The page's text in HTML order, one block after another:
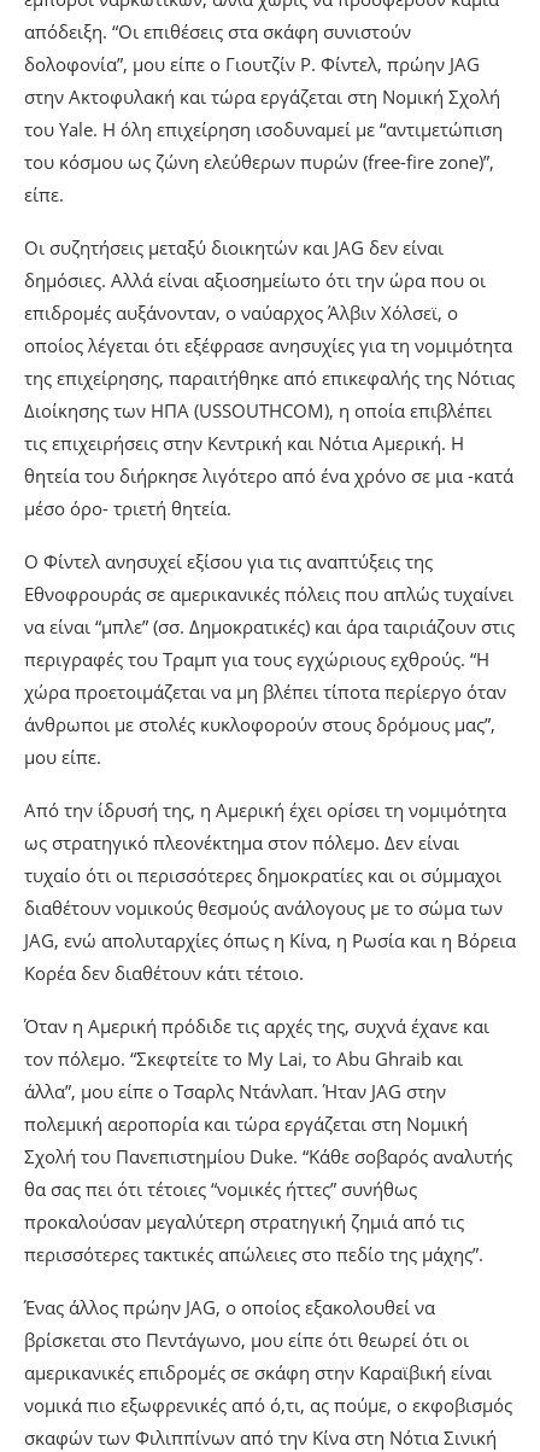
απόδειξη. “Οι επιθέσεις στα σκάφη συνιστούν
δολοφονία”, μου είπε ο Γιουτζίν Ρ. Φίντελ, πρώην JAG
στην Ακτοφυλακή και τώρα εργάζεται στη Νομική Σχολή
του Yale. Η όλη επιχείρηση ισοδυναμεί με “αντιμετώπιση
του κόσμου ως ζώνη ελεύθερων πυρών (free-fire zone)”,
είπε.
Οι συζητήσεις μεταξύ διοικητών και JAG δεν είναι
δημόσιες. Αλλά είναι αξιοσημείωτο ότι την ώρα που οι
επιδρομές αυξάνονταν, ο ναύαρχος Άλβιν Χόλσεϊ, ο
οποίος λέγεται ότι εξέφρασε ανησυχίες για τη νομιμότητα
της επιχείρησης, παραιτήθηκε από επικεφαλής της Νότιας
Διοίκησης των ΗΠΑ (USSOUTHCOM), η οποία επιβλέπει
τις επιχειρήσεις στην Κεντρική και Νότια Αμερική. Η
θητεία του διήρκησε λιγότερο από ένα χρόνο σε μια -κατά
μέσο όρο- τριετή θητεία.
Ο Φίντελ ανησυχεί εξίσου για τις αναπτύξεις της
Εθνοφρουράς σε αμερικανικές πόλεις που απλώς τυχαίνει
να είναι “μπλε” (σσ. Δημοκρατικές) και άρα ταιριάζουν στις
περιγραφές του Τραμπ για τους εγχώριους εχθρούς. “Η
χώρα προετοιμάζεται να μη βλέπει τίποτα περίεργο όταν
άνθρωποι με στολές κυκλοφορούν στους δρόμους μας”,
μου είπε.
Από την ίδρυσή της, η Αμερική έχει ορίσει τη νομιμότητα
ως στρατηγικό πλεονέκτημα στον πόλεμο. Δεν είναι
τυχαίο ότι οι περισσότερες δημοκρατίες και οι σύμμαχοι
διαθέτουν νομικούς θεσμούς ανάλογους με το σώμα των
JAG, ενώ απολυταρχίες όπως η Κίνα, η Ρωσία και η Βόρεια
Κορέα δεν διαθέτουν κάτι τέτοιο.
Όταν η Αμερική πρόδιδε τις αρχές της, συχνά έχανε και
τον πόλεμο. “Σκεφτείτε το My Lai, το Abu Ghraib και
άλλα”, μου είπε ο Τσαρλς Ντάνλαπ. Ήταν JAG στην
πολεμική αεροπορία και τώρα εργάζεται στη Νομική
Σχολή του Πανεπιστημίου Duke. “Κάθε σοβαρός αναλυτής
θα σας πει ότι τέτοιες “νομικές ήττες” συνήθως
προκαλούσαν μεγαλύτερη στρατηγική ζημιά από τις
περισσότερες τακτικές απώλειες στο πεδίο της μάχης”.
Ένας άλλος πρώην JAG, ο οποίος εξακολουθεί να
βρίσκεται στο Πεντάγωνο, μου είπε ότι θεωρεί ότι οι
αμερικανικές επιδρομές σε σκάφη στην Καραϊβική είναι
νομικά πιο εξωφρενικές από ό,τι, ας πούμε, ο εκφοβισμός
σκαφών των Φιλιππίνων από την Κίνα στη Νότια Σινική